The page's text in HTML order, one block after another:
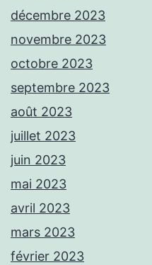
décembre 2023
novembre 2023
octobre 2023
septembre 2023
août 2023
juillet 2023
juin 2023
mai 2023
avril 2023
mars 2023
février 2023